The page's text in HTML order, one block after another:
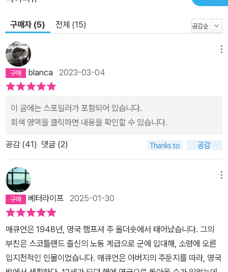
구매자 (5) 전체 (15)
blanca 2023-03-04
이 글에는 스포일러가 포함되어 있습니다.
회색 영역을 클릭하면 내용을 확인할 수 있습니다.
공감 (41) 댓글 (2)
베터라이프 2025-01-30
매큐언은 1948년, 영국 햄프셔 주 올더숏에서 태어났습니다. 그의
부친은 스코틀랜드 출신의 노동 계급으로 군에 입대해, 소령에 오른
입지전적인 인물이었습니다. 매큐언은 아버지의 주둔지를 따라, 영국